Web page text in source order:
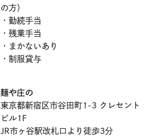
の方）
・勤続手当
・残業手当
・まかないあり
・制服貸与
麺や庄の
東京都新宿区市谷田町1-3 クレセント
ビル1F
JR市ヶ谷駅改札口より徒歩3分